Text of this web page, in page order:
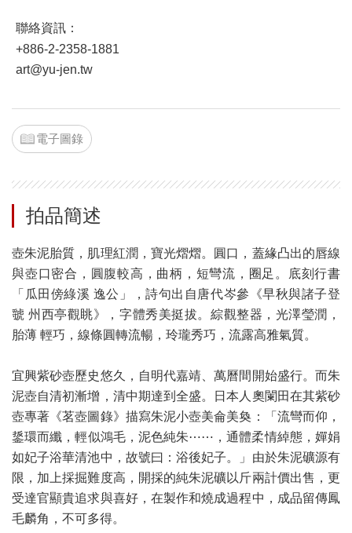
聯絡資訊：
+886-2-2358-1881
art@yu-jen.tw
電子圖錄
拍品簡述
壺朱泥胎質，肌理紅潤，寶光熠熠。圓口，蓋緣凸出的唇線
與壺口密合，圓腹較高，曲柄，短彎流，圈足。底刻行書
「瓜田傍綠溪 逸公」，詩句出自唐代岑參《早秋與諸子登
虢 州西亭觀眺》，字體秀美挺拔。綜觀整器，光澤瑩潤，
胎薄 輕巧，線條圓轉流暢，玲瓏秀巧，流露高雅氣質。
宜興紫砂壺歷史悠久，自明代嘉靖、萬曆間開始盛行。而朱
泥壺自清初漸增，清中期達到全盛。日本人奧闌田在其紫砂
壺專著《茗壺圖錄》描寫朱泥小壺美侖美奐：「流彎而仰，
鋬環而纖，輕似鴻毛，泥色純朱⋯⋯，通體柔情綽態，嬋娟
如妃子浴華清池中，故號曰：浴後妃子。」由於朱泥礦源有
限，加上採掘難度高，開採的純朱泥礦以斤兩計價出售，更
受達官顯貴追求與喜好，在製作和燒成過程中，成品留傳鳳
毛麟角，不可多得。